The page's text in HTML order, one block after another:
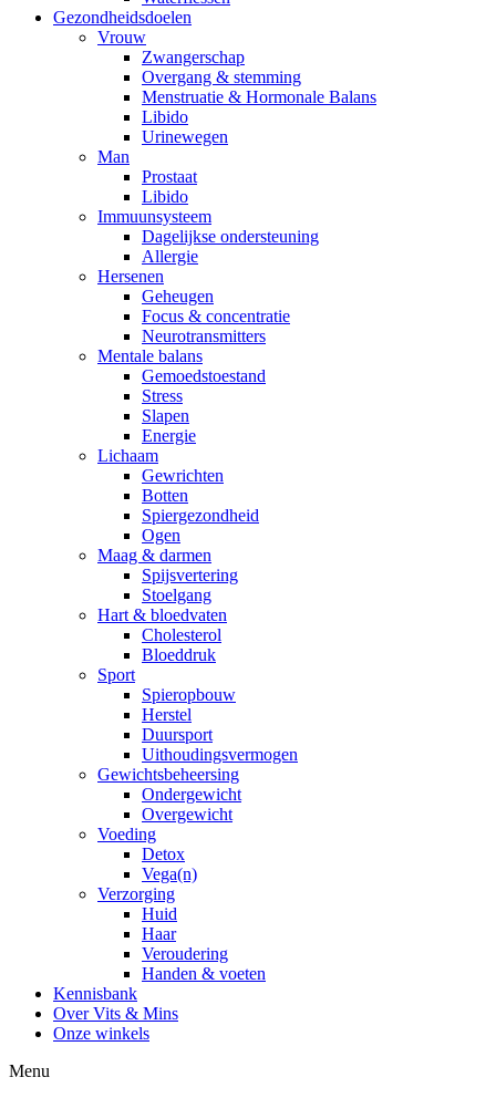
Gezondheidsdoelen
Vrouw
Zwangerschap
Overgang & stemming
Menstruatie & Hormonale Balans
Libido
Urinewegen
Man
Prostaat
Libido
Immuunsysteem
Dagelijkse ondersteuning
Allergie
Hersenen
Geheugen
Focus & concentratie
Neurotransmitters
Mentale balans
Gemoedstoestand
Stress
Slapen
Energie
Lichaam
Gewrichten
Botten
Spiergezondheid
Ogen
Maag & darmen
Spijsvertering
Stoelgang
Hart & bloedvaten
Cholesterol
Bloeddruk
Sport
Spieropbouw
Herstel
Duursport
Uithoudingsvermogen
Gewichtsbeheersing
Ondergewicht
Overgewicht
Voeding
Detox
Vega(n)
Verzorging
Huid
Haar
Veroudering
Handen & voeten
Kennisbank
Over Vits & Mins
Onze winkels
Menu